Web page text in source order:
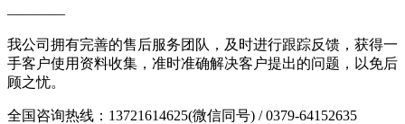
————
我公司拥有完善的售后服务团队，及时进行跟踪反馈，获得一
手客户使用资料收集，准时准确解决客户提出的问题，以免后
顾之忧。
全国咨询热线：13721614625(微信同号) / 0379-64152635